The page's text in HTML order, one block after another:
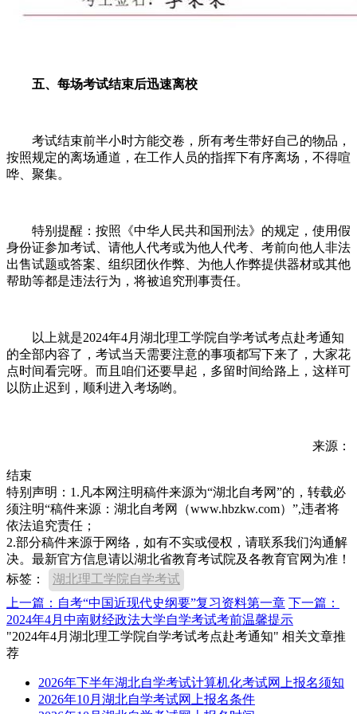
五、每场考试结束后迅速离校
考试结束前半小时方能交卷，所有考生带好自己的物品，
按照规定的离场通道，在工作人员的指挥下有序离场，不得喧
哗、聚集。
特别提醒：按照《中华人民共和国刑法》的规定，使用假
身份证参加考试、请他人代考或为他人代考、考前向他人非法
出售试题或答案、组织团伙作弊、为他人作弊提供器材或其他
帮助等都是违法行为，将被追究刑事责任。
以上就是2024年4月湖北理工学院自学考试考点赴考通知
的全部内容了，考试当天需要注意的事项都写下来了，大家花
点时间看完呀。而且咱们还要早起，多留时间给路上，这样可
以防止迟到，顺利进入考场哟。
来源：
结束
特别声明：1.凡本网注明稿件来源为“湖北自考网”的，转载必
须注明“稿件来源：湖北自考网（www.hbzkw.com）”,违者将
依法追究责任；
2.部分稿件来源于网络，如有不实或侵权，请联系我们沟通解
决。最新官方信息请以湖北省教育考试院及各教育官网为准！
标签：
湖北理工学院自学考试
上一篇：自考“中国近现代史纲要”复习资料第一章 下一篇：
2024年4月中南财经政法大学自学考试考前温馨提示
"2024年4月湖北理工学院自学考试考点赴考通知" 相关文章推
荐
2026年下半年湖北自学考试计算机化考试网上报名须知
2026年10月湖北自学考试网上报名条件